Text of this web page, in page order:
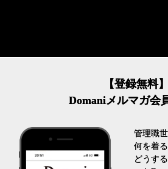
【登録無料】
Domaniメルマガ会
管理職
何を着
どうす